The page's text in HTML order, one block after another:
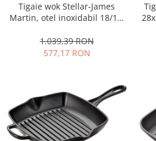
Razatori
Seturi ustensile bucatarie
Strecuratori
Aprinzatoare aragaz
Arzatoare
Cantare de bucatarie
Tigaie wok Stellar-James
Martin, otel inoxidabil 18/10,
1.039,39 RON
577,17 RON